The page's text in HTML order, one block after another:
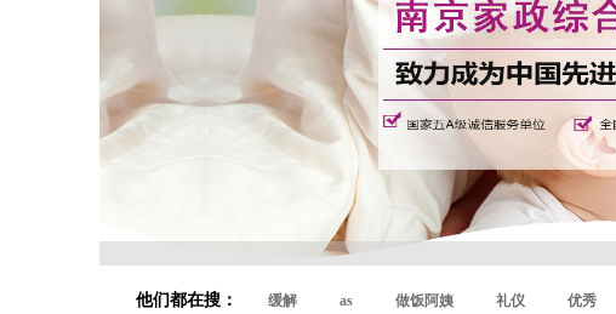
他们都在搜： 缓解 as 做饭阿姨 礼仪 优秀